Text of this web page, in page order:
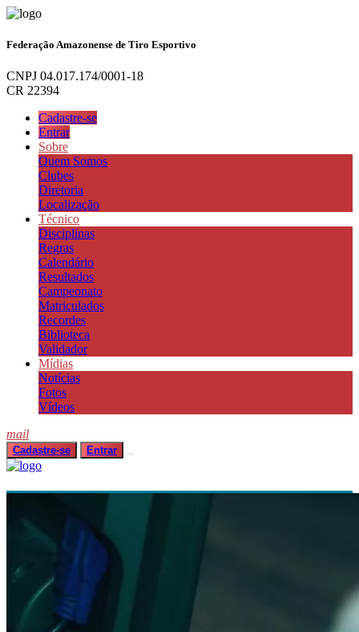
Federação Amazonense de Tiro Esportivo
CNPJ 04.017.174/0001-18
CR 22394
Cadastre-se
Entrar
Sobre
Quem Somos
Clubes
Diretoria
Localização
Técnico
Disciplinas
Regras
Calendário
Resultados
Campeonato
Matriculados
Recordes
Biblioteca
Validador
Mídias
Notícias
Fotos
Vídeos
mail
Cadastre-se Entrar